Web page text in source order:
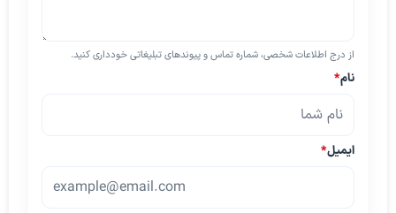
از درج اطلاعات شخصی، شماره تماس و پیوندهای تبلیغاتی خودداری کنید.
نام*
ایمیل*